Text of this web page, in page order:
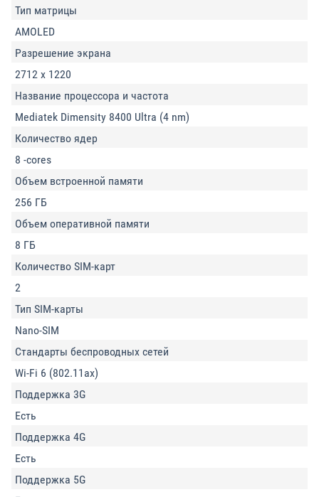
Тип матрицы
AMOLED
Разрешение экрана
2712 х 1220
Название процессора и частота
Mediatek Dimensity 8400 Ultra (4 nm)
Количество ядер
8 -cores
Объем встроенной памяти
256 ГБ
Объем оперативной памяти
8 ГБ
Количество SIM-карт
2
Тип SIM-карты
Nano-SIM
Стандарты беспроводных сетей
Wi-Fi 6 (802.11ax)
Поддержка 3G
Есть
Поддержка 4G
Есть
Поддержка 5G